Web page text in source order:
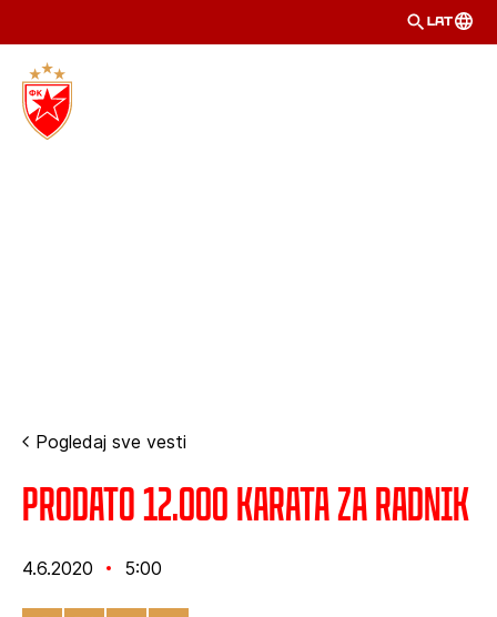
LAT
Pogledaj sve vesti
Prodato 12.000 karata za Radnik
4.6.2020 5:00